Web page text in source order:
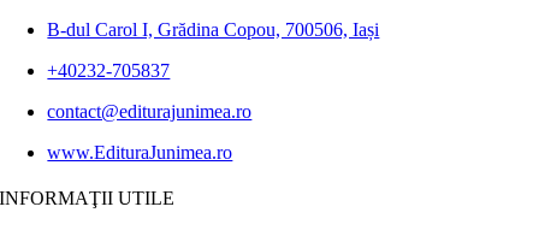
B-dul Carol I, Grădina Copou, 700506, Iași
+40232-705837
contact@editurajunimea.ro
www.EdituraJunimea.ro
INFORMAŢII UTILE